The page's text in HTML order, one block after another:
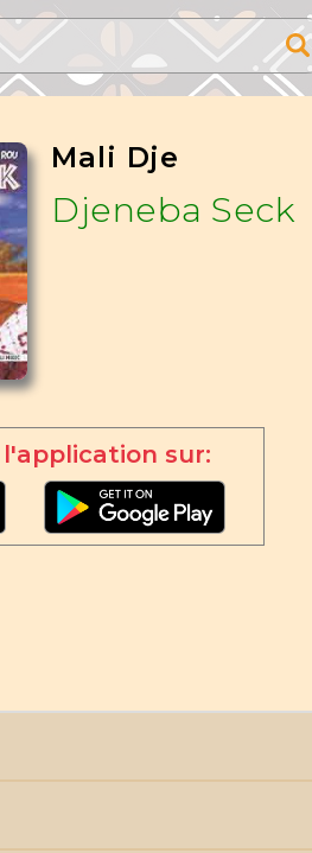
Mali Dje
Djeneba Seck
sur: